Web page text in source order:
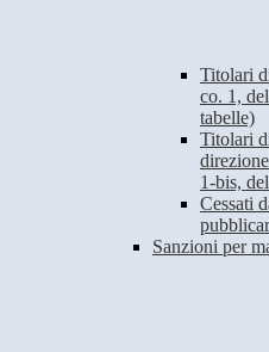
Titolari
co. 1,
tabelle)
Titolari
1-bis,
Cessati
Sanzioni per